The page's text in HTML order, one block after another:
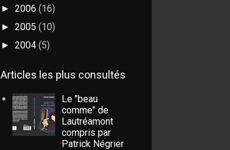
► 2006 (16)
► 2005 (10)
► 2004 (5)
Articles les plus consultés
Le "beau
comme" de
Lautréamont
compris par
Patrick Négrier